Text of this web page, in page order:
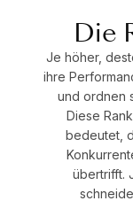
Die
Je höher,
ihre
und ordnen
Diese
bedeutet,
übertrifft.